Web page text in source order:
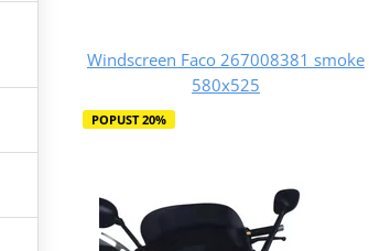
Windscreen Faco 267008381 smoke
580x525
POPUST 20%